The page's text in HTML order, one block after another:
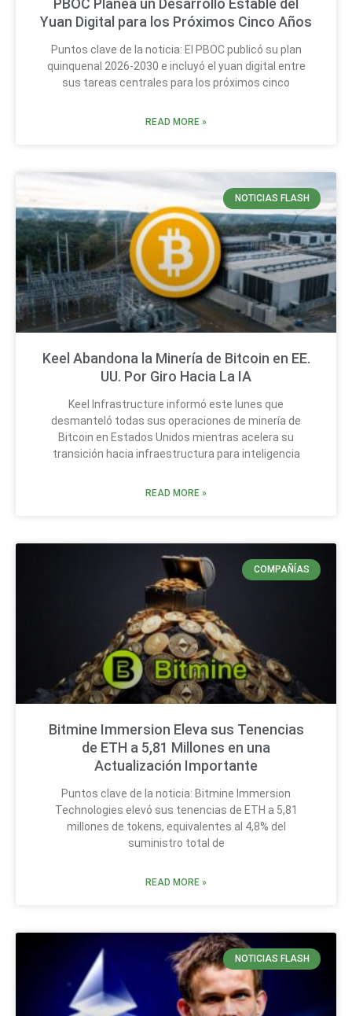
PBOC Planea un Desarrollo Estable del
Yuan Digital para los Próximos Cinco Años
Puntos clave de la noticia: El PBOC publicó su plan
quinquenal 2026-2030 e incluyó el yuan digital entre
sus tareas centrales para los próximos cinco
READ MORE »
NOTICIAS FLASH
Keel Abandona la Minería de Bitcoin en EE.
UU. Por Giro Hacia La IA
Keel Infrastructure informó este lunes que
desmanteló todas sus operaciones de minería de
Bitcoin en Estados Unidos mientras acelera su
transición hacia infraestructura para inteligencia
READ MORE »
COMPAÑÍAS
Bitmine Immersion Eleva sus Tenencias
de ETH a 5,81 Millones en una
Actualización Importante
Puntos clave de la noticia: Bitmine Immersion
Technologies elevó sus tenencias de ETH a 5,81
millones de tokens, equivalentes al 4,8% del
suministro total de
READ MORE »
NOTICIAS FLASH